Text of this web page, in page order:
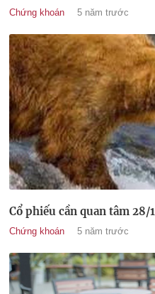
Chứng khoán 5 năm trước
Cổ phiếu cần quan tâm 28/
Chứng khoán 5 năm trước